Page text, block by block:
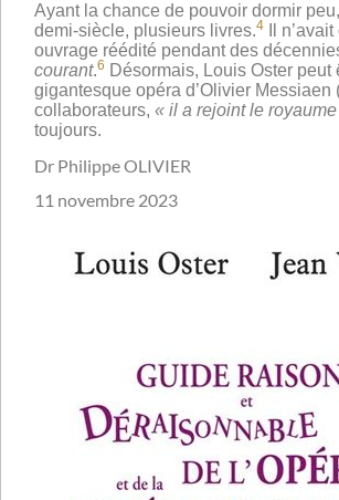
Ayant la chance de pouvoir dormir
demi-siècle, plusieurs livres.4 Il
ouvrage réédité pendant des
courant.6 Désormais, Louis Oster peut
gigantesque opéra d’Olivier
collaborateurs, « il a rejoint le
toujours.
Dr Philippe OLIVIER
11 novembre 2023